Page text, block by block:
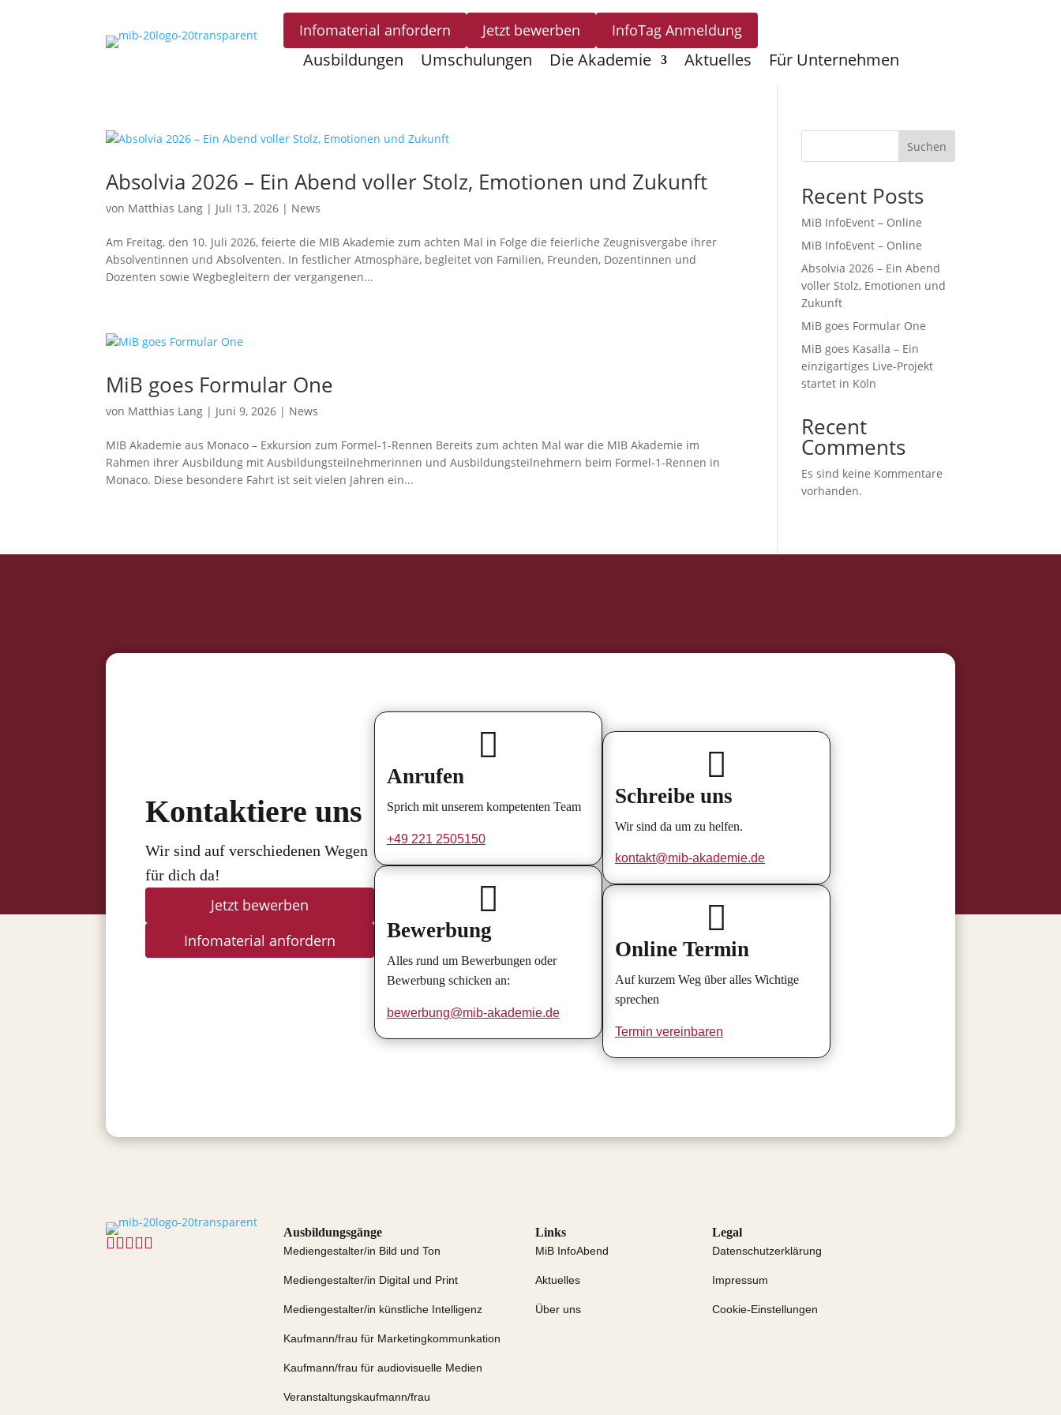
Infomaterial anfordern Jetzt bewerben InfoTag Anmeldung
Ausbildungen Umschulungen Die Akademie Aktuelles Für Unternehmen
Absolvia 2026 – Ein Abend voller Stolz, Emotionen und Zukunft
von Matthias Lang | Juli 13, 2026 | News
Am Freitag, den 10. Juli 2026, feierte die MIB Akademie zum achten Mal in Folge die feierliche Zeugnisvergabe ihrer
Absolventinnen und Absolventen. In festlicher Atmosphäre, begleitet von Familien, Freunden, Dozentinnen und
Dozenten sowie Wegbegleitern der vergangenen...
MiB goes Formular One
von Matthias Lang | Juni 9, 2026 | News
MIB Akademie aus Monaco – Exkursion zum Formel-1-Rennen Bereits zum achten Mal war die MIB Akademie im
Rahmen ihrer Ausbildung mit Ausbildungsteilnehmerinnen und Ausbildungsteilnehmern beim Formel-1-Rennen in
Monaco. Diese besondere Fahrt ist seit vielen Jahren ein...
Suchen
Recent Posts
MiB InfoEvent – Online
MiB InfoEvent – Online
Absolvia 2026 – Ein Abend
voller Stolz, Emotionen und
Zukunft
MiB goes Formular One
MiB goes Kasalla – Ein
einzigartiges Live-Projekt
startet in Köln
Recent
Comments
Es sind keine Kommentare
vorhanden.
Kontaktiere uns
Wir sind auf verschiedenen Wegen
für dich da!
Jetzt bewerben
Infomaterial anfordern

Anrufen
Sprich mit unserem kompetenten Team
+49 221 2505150

Bewerbung
Alles rund um Bewerbungen oder
Bewerbung schicken an:
bewerbung@mib-akademie.de

Schreibe uns
Wir sind da um zu helfen.
kontakt@mib-akademie.de

Online Termin
Auf kurzem Weg über alles Wichtige
sprechen
Termin vereinbaren

Ausbildungsgänge
Mediengestalter/in Bild und Ton
Mediengestalter/in Digital und Print
Mediengestalter/in künstliche Intelligenz
Kaufmann/frau für Marketingkommunkation
Kaufmann/frau für audiovisuelle Medien
Veranstaltungskaufmann/frau
Links
MiB InfoAbend
Aktuelles
Über uns
Legal
Datenschutz­erklärung
Impressum
Cookie-Einstellungen